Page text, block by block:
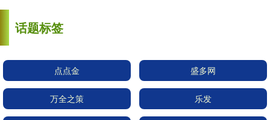
话题标签
点点金 盛多网
万全之策 乐发